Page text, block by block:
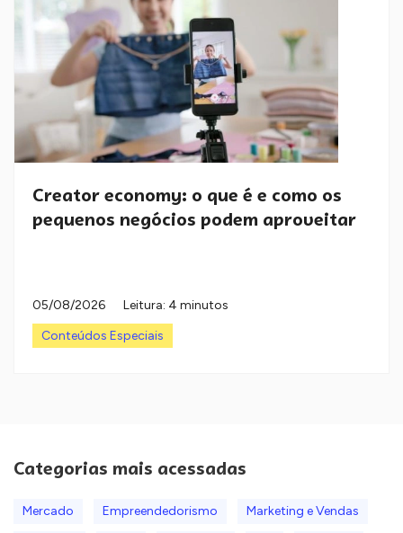
Creator economy: o que é e como os
pequenos negócios podem aproveitar
05/08/2026
Leitura: 4 minutos
Conteúdos Especiais
Categorias mais acessadas
Mercado Empreendedorismo Marketing e Vendas